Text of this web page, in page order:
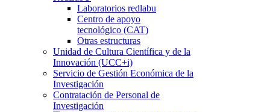
Laboratorios redlabu
Centro de apoyo
tecnológico (CAT)
Otras estructuras
Unidad de Cultura Científica y de la
Innovación (UCC+i)
Servicio de Gestión Económica de la
Investigación
Contratación de Personal de
Investigación